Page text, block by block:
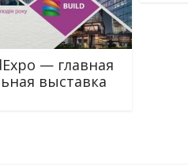
— главная
выставка